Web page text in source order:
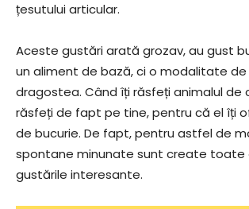
țesutului articular.
Aceste gustări arată grozav, au gust
un aliment de bază, ci o modalitate
dragostea. Când îți răsfeți animalul de
răsfeți de fapt pe tine, pentru că el îți
de bucurie. De fapt, pentru astfel de
spontane minunate sunt create toate
gustările interesante.